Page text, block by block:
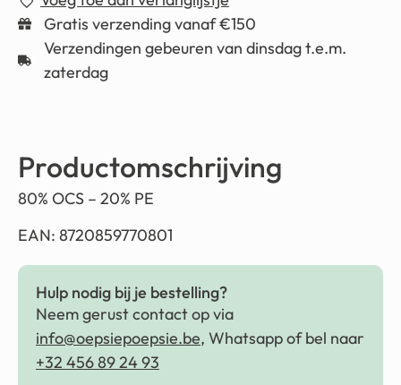
Gratis verzending vanaf €150
Verzendingen gebeuren van dinsdag t.e.m.
zaterdag
Productomschrijving
80% OCS – 20% PE
EAN: 8720859770801
Hulp nodig bij je bestelling?
Neem gerust contact op via
info@oepsiepoepsie.be, Whatsapp of bel naar
+32 456 89 24 93